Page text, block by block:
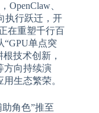
OpenClaw、
执行跃迁，开
在重塑千行百
单点突
技术创新，
方向持续演
生态繁荣。
角色”推至